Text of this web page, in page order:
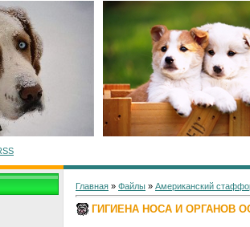
Главная » Файлы » Американский
ГИГИЕНА НОСА И ОРГАНОВ